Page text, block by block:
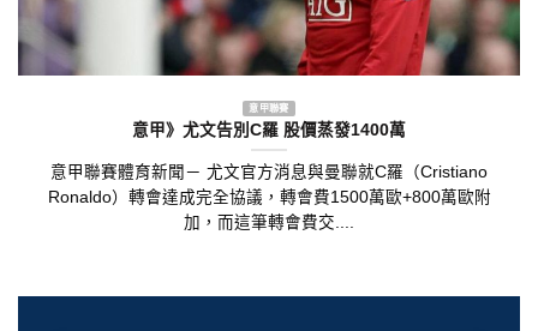
意甲聯賽
意甲》尤文告別C羅 股價蒸發1400萬
意甲聯賽體育新聞－ 尤文官方消息與曼聯就C羅（Cristiano
Ronaldo）轉會達成完全協議，轉會費1500萬歐+800萬歐附
加，而這筆轉會費交....